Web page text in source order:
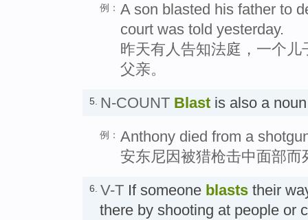
例： A son blasted his father to
court was told yesterday.
昨天有人告知法庭，一个
父亲。
5. N-COUNT Blast is also a
例： Anthony died from a
安东尼因被猎枪击中面部而
6. V-T If someone blasts their
there by shooting at people or